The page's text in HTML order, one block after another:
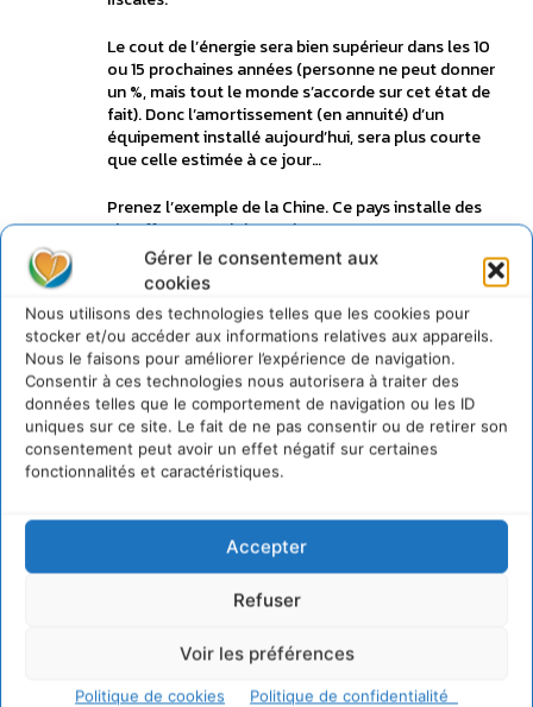
Gérer le consentement aux
cookies
Nous utilisons des technologies telles que les cookies pour
stocker et/ou accéder aux informations relatives aux appareils.
Nous le faisons pour améliorer l’expérience de navigation.
Consentir à ces technologies nous autorisera à traiter des
données telles que le comportement de navigation ou les ID
uniques sur ce site. Le fait de ne pas consentir ou de retirer son
consentement peut avoir un effet négatif sur certaines
fonctionnalités et caractéristiques.
Accepter
Refuser
Voir les préférences
Politique de cookies Politique de confidentialité
Le cout de l’énergie sera bien supérieur dans les 10
ou 15 prochaines années (personne ne peut donner
un %, mais tout le monde s’accorde sur cet état de
fait). Donc l’amortissement (en annuité) d’un
équipement installé aujourd’hui, sera plus courte
que celle estimée à ce jour…
Prenez l’exemple de la Chine. Ce pays installe des
chauffes eau solaire et des panneaux
photovoltaïques sur les nouvelles constructions de
maisons individuelles et sur les immeubles
collectifs. Ils font ces investissements sans regarder
le cout direct, car ils savent très bien que le prix de
l’électricité sera de plus en plus cher (et que cela
permettra de pallier à des éventuelles coupures
d’électricité générale comme en Californie…)
Investissons pour un meilleur avenir,
Philippe Baup
Forinot 24 septembre 2007 à 18h27
Info sur la rentabilité des systèmes
Des rumeurs infondées dénigrent la rentabilité
énergétique des systèmes photovoltaïques.